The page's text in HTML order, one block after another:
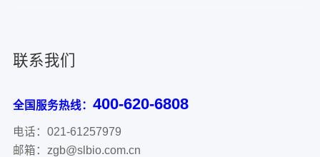
联系我们
全国服务热线： 400-620-6808
电话：021-61257979
邮箱：zgb@slbio.com.cn